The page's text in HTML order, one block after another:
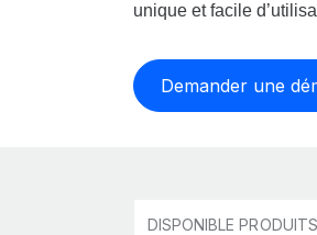
unique et facile
Demander une
DISPONIBLE PRODUITS